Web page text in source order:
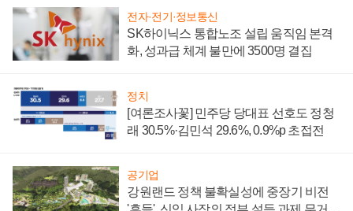
전자·전기·정보통신
SK하이닉스 통합노조 설립 움직임 본격
화, 성과급 체계 불만에 3500명 결집
정치
[여론조사꽃] 민주당 당대표 선호도 정청
래 30.5%·김민석 29.6%, 0.9%p 초접전
공기업
강원랜드 정책 불확실성에 중장기 비전